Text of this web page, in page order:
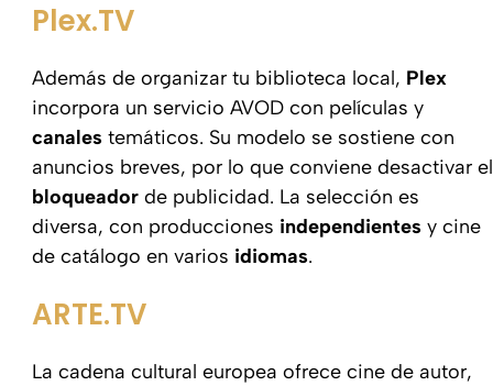
Plex.TV
Además de organizar tu biblioteca local, Plex
incorpora un servicio AVOD con películas y
canales temáticos. Su modelo se sostiene con
anuncios breves, por lo que conviene desactivar el
bloqueador de publicidad. La selección es
diversa, con producciones independientes y cine
de catálogo en varios idiomas.
ARTE.TV
La cadena cultural europea ofrece cine de autor,